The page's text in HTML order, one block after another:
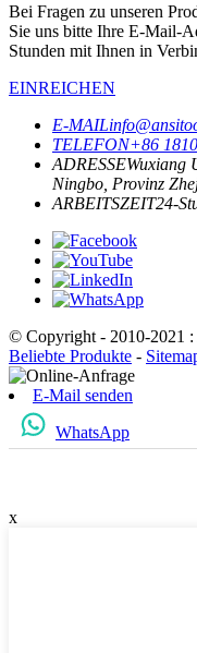
Bei Fragen zu unseren
Sie uns bitte Ihre E-Mail-
Stunden mit Ihnen in
EINREICHEN
E-MAIL
TELEFON+86
ADRESSEWuxiang
Ningbo, Provinz
ARBEITSZEIT24-
© Copyright - 2010-2021 :
Beliebte Produkte -
E-Mail senden
WhatsApp
x